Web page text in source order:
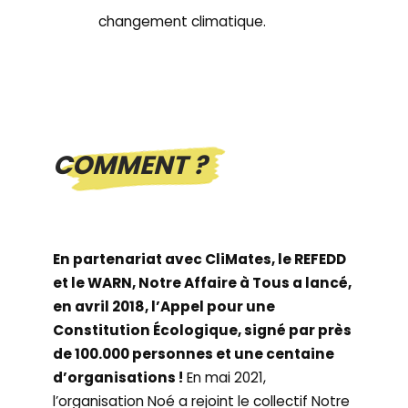
changement climatique.
COMMENT ?
En partenariat avec CliMates, le REFEDD
et le WARN, Notre Affaire à Tous a lancé,
en avril 2018, l’Appel pour une
Constitution Écologique, signé par près
de 100.000 personnes et une centaine
d’organisations ! En mai 2021,
l’organisation Noé a rejoint le collectif Notre